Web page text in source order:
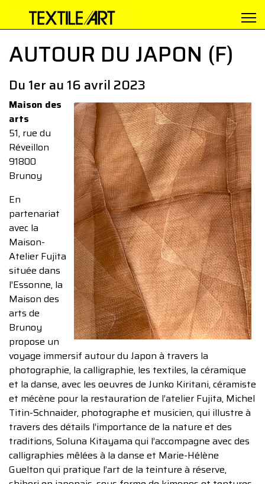
AUTOUR DU JAPON (F)
Du 1er au 16 avril 2023
Maison des
arts
51, rue du
Réveillon
91800
Brunoy
En
partenariat
avec la
Maison-
Atelier Fujita
située dans
l'Essonne, la
Maison des
arts de
Brunoy
propose un
voyage immersif autour du Japon à travers la
photographie, la calligraphie, les textiles, la céramique
et la danse, avec les oeuvres de Junko Kiritani, céramiste
et mécène pour la restauration de l’atelier Fujita, Michel
Titin-Schnaider, photographe et musicien, qui illustre à
travers des détails l’importance de la nature et des
traditions, Soluna Kitayama qui l’accompagne avec des
calligraphies mêlées à la danse et Marie-Hélène
Guelton qui pratique l’art de la teinture à réserve,